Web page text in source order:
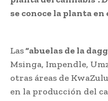
se conoce la planta
Las“abuelas de la
Msinga, Impendle,
otras áreas de
en la producción del